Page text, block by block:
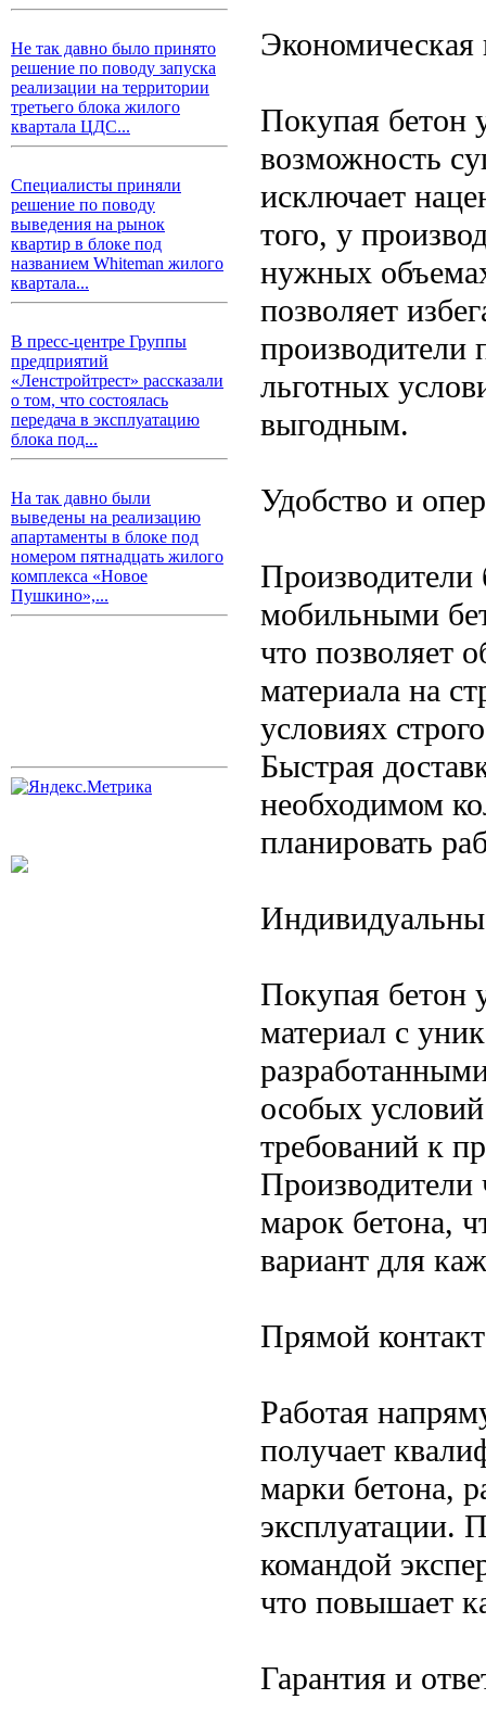
Не так давно было принято
решение по поводу запуска
реализации на территории
третьего блока жилого
квартала ЦДС...
Специалисты приняли
решение по поводу
выведения на рынок
квартир в блоке под
названием Whiteman жилого
квартала...
В пресс-центре Группы
предприятий
«Ленстройтрест» рассказали
о том, что состоялась
передача в эксплуатацию
блока под...
На так давно были
выведены на реализацию
апартаменты в блоке под
номером пятнадцать жилого
комплекса «Новое
Пушкино»,...
Экономическая
Покупая бетон
возможность
исключает
того, у
нужных
позволяет
производители
льготных
выгодным.
Удобство и
Производители
мобильными
что позволяет
материала на
условиях
Быстрая
необходимом
планировать
Покупая бетон
материал с
особых
требований к
Производители
марок бетона,
вариант для
Прямой
Работая
получает
марки бетона,
эксплуатации.
командой
что повышает
Гарантия и